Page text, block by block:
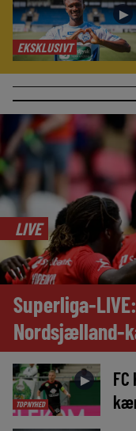
EKSKLUSIVT
►
LIVE
Superliga-
Nordsjælland-
TOPNYHED
►